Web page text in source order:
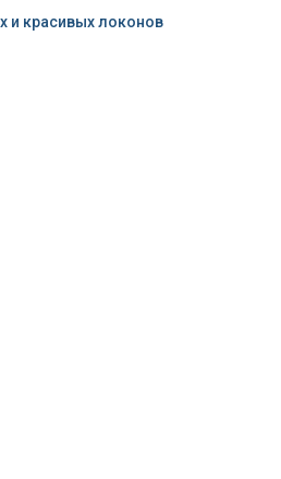
и красивых локонов